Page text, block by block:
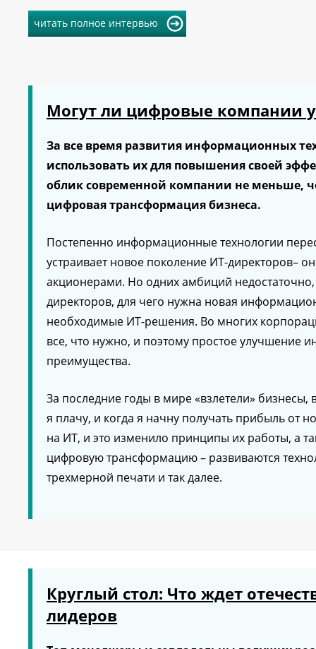
читать полное интервью
Могут ли цифровые компании
За все время развития информационных
использовать их для повышения своей
облик современной компании не меньше,
цифровая трансформация бизнеса.
Постепенно информационные технологии
устраивает новое поколение ИТ-директоров–
акционерами. Но одних амбиций недостаточно,
директоров, для чего нужна новая
необходимые ИТ-решения. Во многих
все, что нужно, и поэтому простое улучшение
преимущества.
За последние годы в мире «взлетели» бизнесы,
я плачу, и когда я начну получать прибыль от
на ИТ, и это изменило принципы их работы, а
цифровую трансформацию – развиваются
трехмерной печати и так далее.
Круглый стол: Что ждет
лидеров